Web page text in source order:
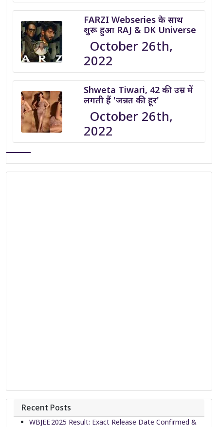
FARZI Webseries के साथ
शुरू हुआ RAJ & DK Universe
October 26th,
2022
Shweta Tiwari, 42 की उम्र में
लगती हैं 'जन्नत की हूर'
October 26th,
2022
Recent Posts
WBJEE 2025 Result: Exact Release Date Confirmed &